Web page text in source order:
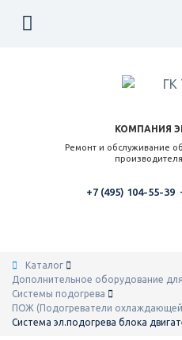
КОМПАНИЯ
Ремонт и обслуживание
+7 (495) 104-55-39
Каталог
Дополнительное оборудование
Системы подогрева
ПОЖ (Подогреватели охлаждающей
Система эл.подогрева блока